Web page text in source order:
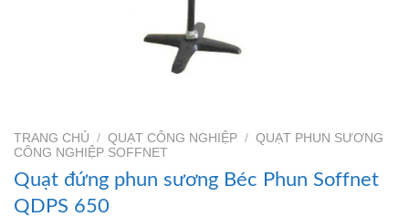
TRANG CHỦ / QUẠT CÔNG NGHIỆP / QUẠT PHUN SƯƠNG
CÔNG NGHIỆP SOFFNET
Quạt đứng phun sương Béc Phun Soffnet
QDPS 650